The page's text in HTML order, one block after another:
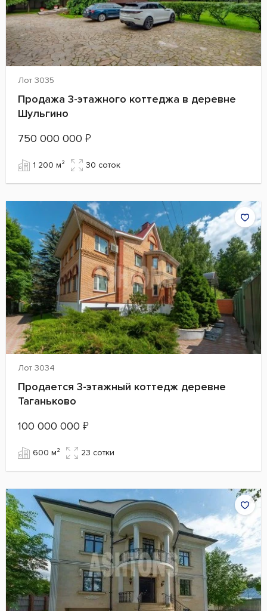
Лот 3035
Продажа 3-этажного коттеджа в деревне
Шульгино
750 000 000 ₽
1 200 м² 30 cоток
Лот 3034
Продается 3-этажный коттедж деревне
Таганьково
100 000 000 ₽
600 м² 23 сотки